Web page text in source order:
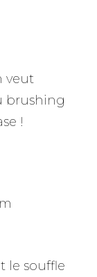
veut
brushing
!
le souffle